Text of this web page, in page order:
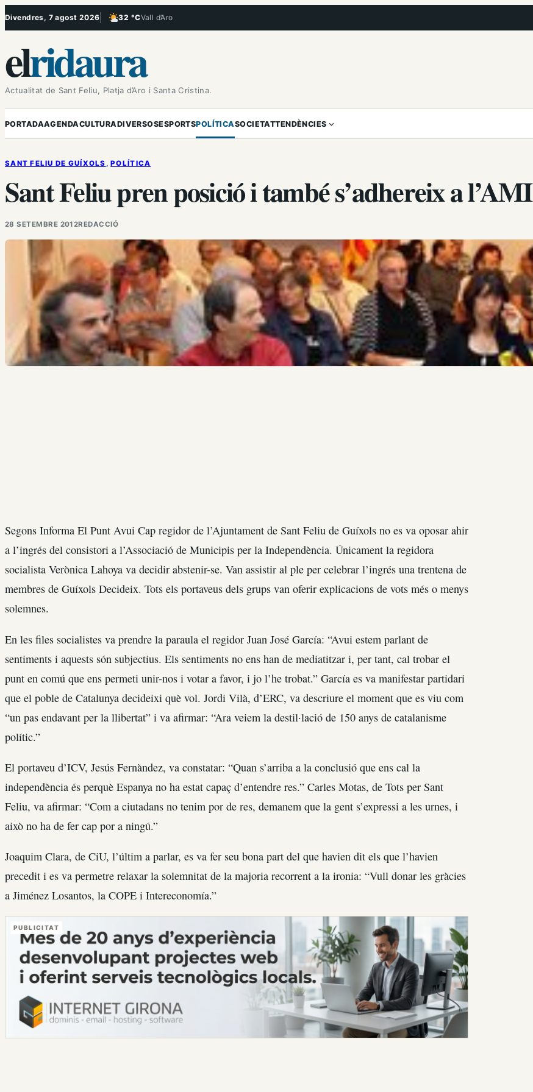
Vés
Divendres, 7 agost 2026 32 °CVall d’Aro
, Poc ennuvolat
elridaura
Actualitat de Sant Feliu, Platja d’Aro i Santa Cristina.
PORTADAAGENDACULTURADIVERSOSESPORTSPOLÍTICASOCIETATTENDÈNCIES
SANT FELIU DE GUÍXOLS , POLÍTICA
Sant Feliu pren posició i també s’adhereix a l’AMI
28 SETEMBRE 2012REDACCIÓ
Segons Informa El Punt Avui Cap regidor de l’Ajuntament de Sant Feliu de Guíxols no es va oposar ahir
a l’ingrés del consistori a l’Associació de Municipis per la Independència. Únicament la regidora
socialista Verònica Lahoya va decidir abstenir-se. Van assistir al ple per celebrar l’ingrés una trentena de
membres de Guíxols Decideix. Tots els portaveus dels grups van oferir explicacions de vots més o menys
solemnes.
En les files socialistes va prendre la paraula el regidor Juan José García: “Avui estem parlant de
sentiments i aquests són subjectius. Els sentiments no ens han de mediatitzar i, per tant, cal trobar el
punt en comú que ens permeti unir-nos i votar a favor, i jo l’he trobat.” García es va manifestar partidari
que el poble de Catalunya decideixi què vol. Jordi Vilà, d’ERC, va descriure el moment que es viu com
“un pas endavant per la llibertat” i va afirmar: “Ara veiem la destil·lació de 150 anys de catalanisme
polític.”
El portaveu d’ICV, Jesús Fernàndez, va constatar: “Quan s’arriba a la conclusió que ens cal la
independència és perquè Espanya no ha estat capaç d’entendre res.” Carles Motas, de Tots per Sant
Feliu, va afirmar: “Com a ciutadans no tenim por de res, demanem que la gent s’expressi a les urnes, i
això no ha de fer cap por a ningú.”
Joaquim Clara, de CiU, l’últim a parlar, es va fer seu bona part del que havien dit els que l’havien
precedit i es va permetre relaxar la solemnitat de la majoria recorrent a la ironia: “Vull donar les gràcies
a Jiménez Losantos, la COPE i Intereconomía.”
PUBLICITAT